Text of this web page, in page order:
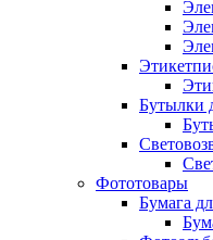
Бутылки
Фототовары
Бумага